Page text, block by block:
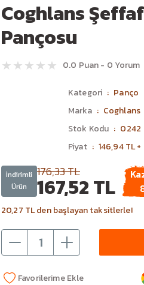
Coghlans
Pançosu
0.0 Puan - 0 Yorum
Kategori
Panço
Marka
Coghlans
Stok Kodu
0242
Fiyat
146,94 TL +
İndirimli
Ürün
176,33 TL
167,52 TL
20,27 TL den başlayan taksitlerle!